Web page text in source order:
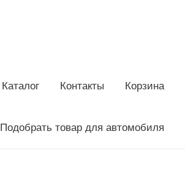
Каталог Контакты Корзина
Подобрать товар для автомобиля